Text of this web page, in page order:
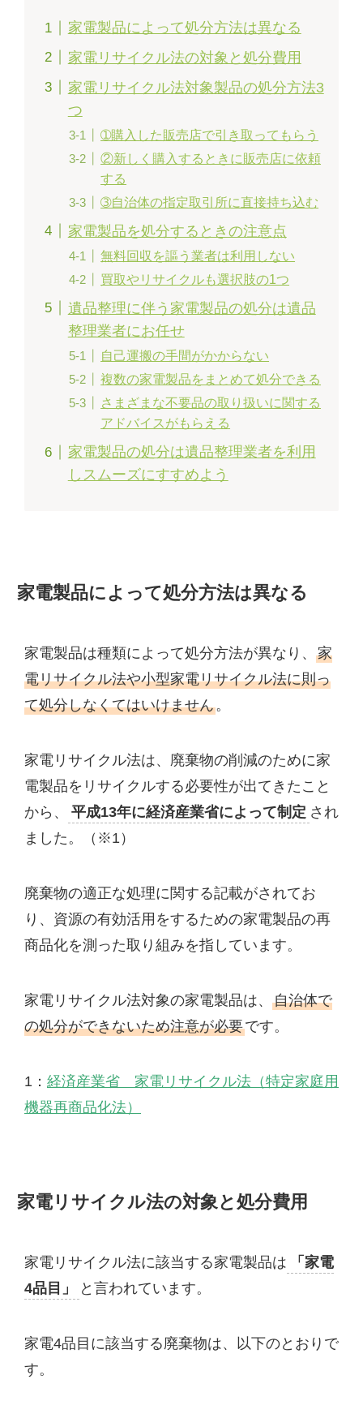
家電製品によって処分方法は異なる
家電リサイクル法の対象と処分費用
家電リサイクル法対象製品の処分方法3
つ
➀購入した販売店で引き取ってもらう
②新しく購入するときに販売店に依頼
する
➂自治体の指定取引所に直接持ち込む
家電製品を処分するときの注意点
無料回収を謳う業者は利用しない
買取やリサイクルも選択肢の1つ
遺品整理に伴う家電製品の処分は遺品
整理業者にお任せ
自己運搬の手間がかからない
複数の家電製品をまとめて処分できる
さまざまな不要品の取り扱いに関する
アドバイスがもらえる
家電製品の処分は遺品整理業者を利用
しスムーズにすすめよう
家電製品によって処分方法は異なる
家電製品は種類によって処分方法が異なり、 家
電リサイクル法や小型家電リサイクル法に則っ
て処分しなくてはいけません。
家電リサイクル法は、廃棄物の削減のために家
電製品をリサイクルする必要性が出てきたこと
から、
平成13年に経済産業省によって制定 され
ました。（※1）
廃棄物の適正な処理に関する記載がされてお
り、資源の有効活用をするための家電製品の再
商品化を測った取り組みを指しています。
家電リサイクル法対象の家電製品は、 自治体で
の処分ができないため注意が必要です。
1： 経済産業省 家電リサイクル法（特定家庭用
機器再商品化法）
家電リサイクル法の対象と処分費用
家電リサイクル法に該当する家電製品は
「家電
4品目」
と言われています。
家電4品目に該当する廃棄物は、以下のとおりで
す。